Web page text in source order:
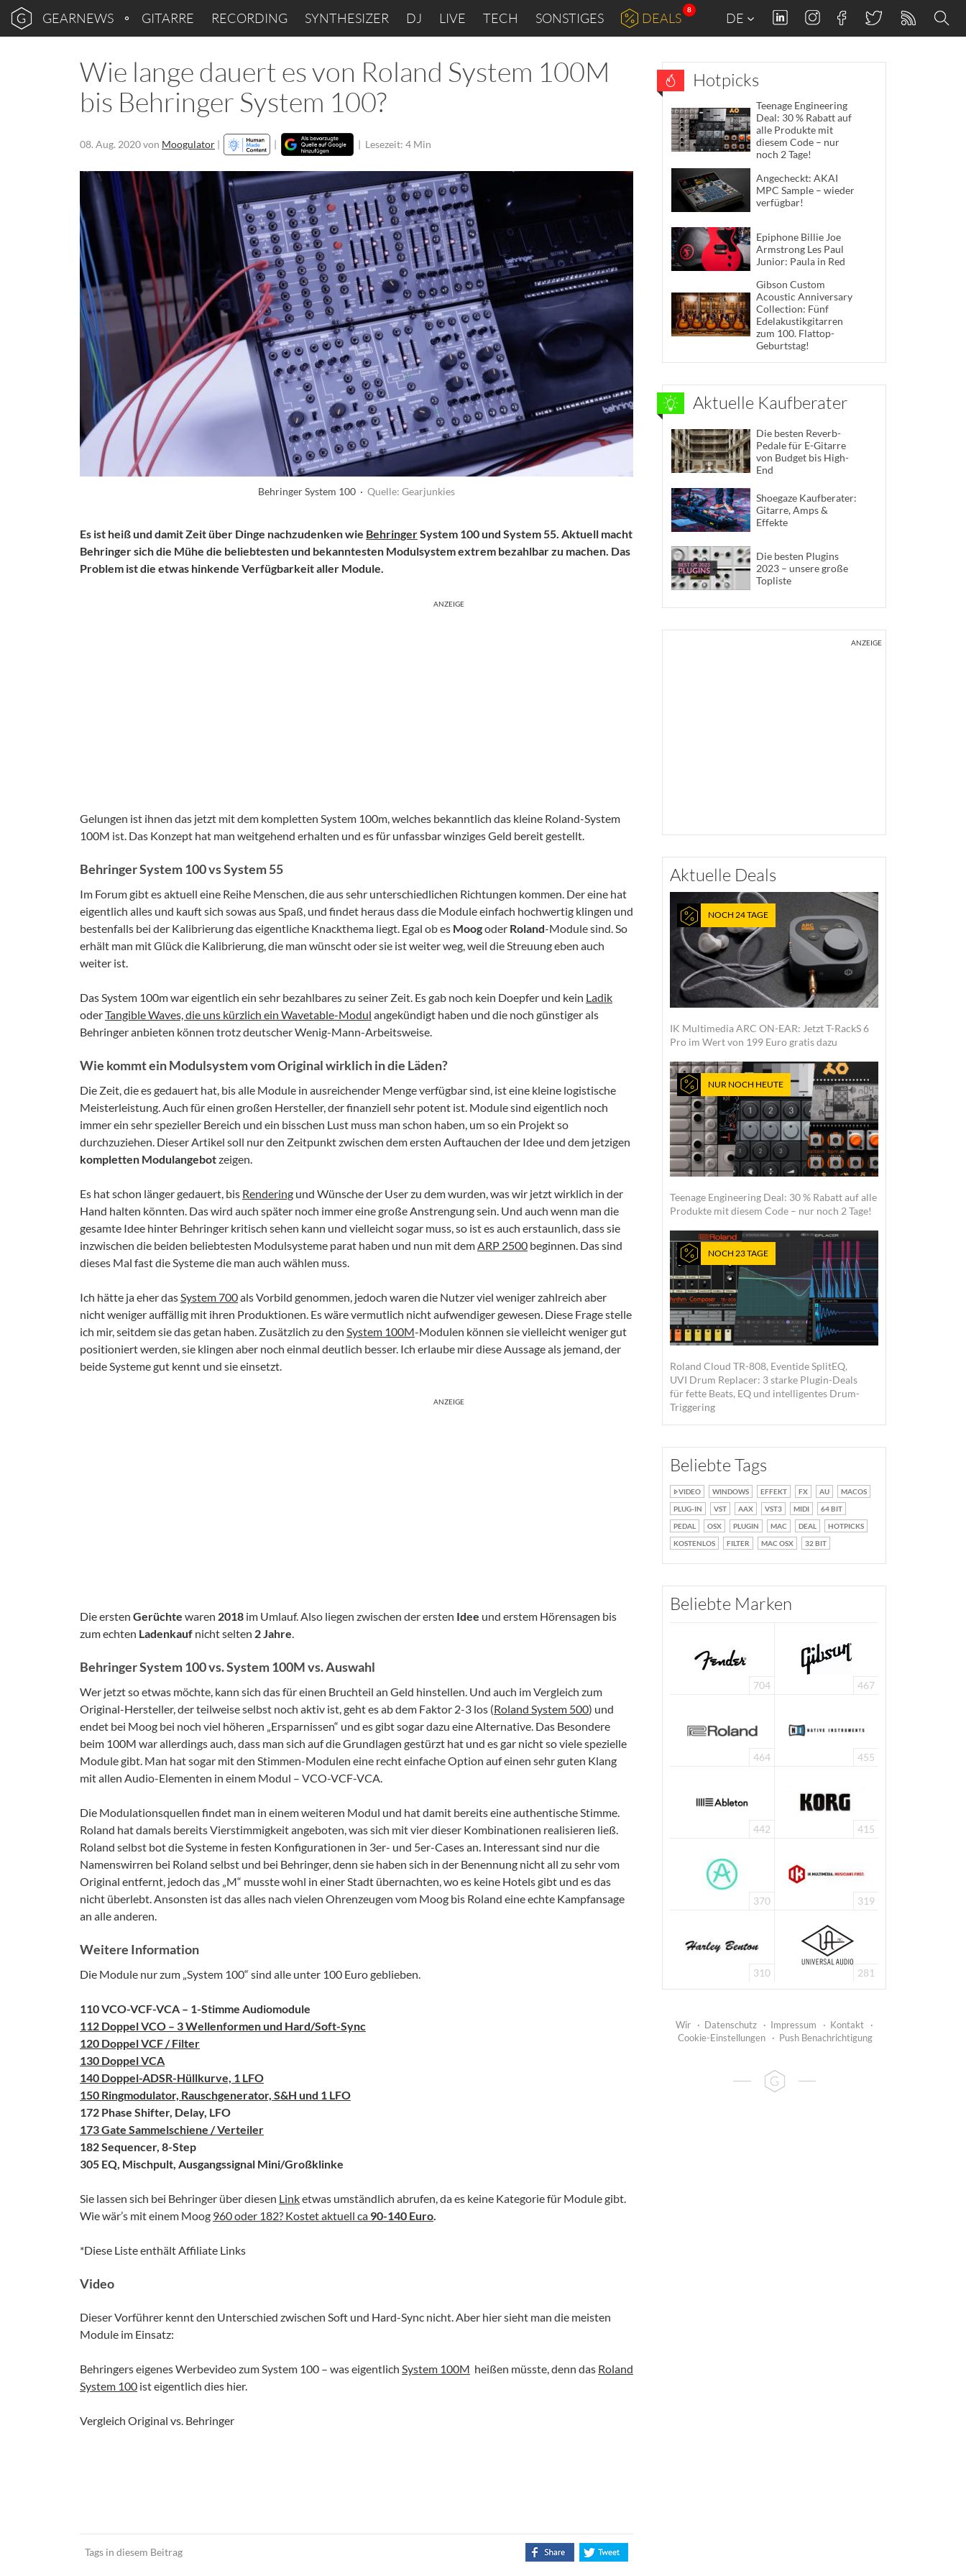
GEARNEWS GITARRE RECORDING SYNTHESIZER DJ LIVE TECH SONSTIGES DEALS
8
DE
Wie lange dauert es von Roland System 100M
bis Behringer System 100?
08. Aug. 2020von Moogulator | | | Lesezeit: 4 Min
Behringer System 100 · Quelle: Gearjunkies
Es ist heiß und damit Zeit über Dinge nachzudenken wie BehringerSystem 100 und System 55. Aktuell macht
Behringer sich die Mühe die beliebtesten und bekanntesten Modulsystem extrem bezahlbar zu machen. Das
Problem ist die etwas hinkende Verfügbarkeit aller Module.
ANZEIGE
Gelungen ist ihnen das jetzt mit dem kompletten System 100m, welches bekanntlich das kleine Roland-System
100M ist. Das Konzept hat man weitgehend erhalten und es für unfassbar winziges Geld bereit gestellt.
Behringer System 100 vs System 55
Im Forum gibt es aktuell eine Reihe Menschen, die aus sehr unterschiedlichen Richtungen kommen. Der eine hat
eigentlich alles und kauft sich sowas aus Spaß, und findet heraus dass die Module einfach hochwertig klingen und
bestenfalls bei der Kalibrierung das eigentliche Knackthema liegt. Egal ob es Moogoder Roland-Module sind. So
erhält man mit Glück die Kalibrierung, die man wünscht oder sie ist weiter weg, weil die Streuung eben auch
weiter ist.
Das System 100m war eigentlich ein sehr bezahlbares zu seiner Zeit. Es gab noch kein Doepfer und kein Ladik
oderTangible Waves, die uns kürzlich ein Wavetable-Modul angekündigt haben und die noch günstiger als
Behringer anbieten können trotz deutscher Wenig-Mann-Arbeitsweise.
Wie kommt ein Modulsystem vom Original wirklich in die Läden?
Die Zeit, die es gedauert hat, bis alle Module in ausreichender Menge verfügbar sind, ist eine kleine logistische
Meisterleistung. Auch für einen großen Hersteller, der finanziell sehr potent ist. Module sind eigentlich noch
immer ein sehr spezieller Bereich und ein bisschen Lust muss man schon haben, um so ein Projekt so
durchzuziehen. Dieser Artikel soll nur den Zeitpunkt zwischen dem ersten Auftauchen der Idee und dem jetzigen
kompletten Modulangebotzeigen.
Es hat schon länger gedauert, bis Rendering und Wünsche der User zu dem wurden, was wir jetzt wirklich in der
Hand halten könnten. Das wird auch später noch immer eine große Anstrengung sein. Und auch wenn man die
gesamte Idee hinter Behringer kritisch sehen kann und vielleicht sogar muss, so ist es auch erstaunlich, dass sie
inzwischen die beiden beliebtesten Modulsysteme parat haben und nun mit demARP 2500 beginnen. Das sind
dieses Mal fast die Systeme die man auch wählen muss.
Ich hätte ja eher dasSystem 700als Vorbild genommen, jedoch waren die Nutzer viel weniger zahlreich aber
nicht weniger auffällig mit ihren Produktionen. Es wäre vermutlich nicht aufwendiger gewesen. Diese Frage stelle
ich mir, seitdem sie das getan haben. Zusätzlich zu den System 100M-Modulen können sie vielleicht weniger gut
positioniert werden, sie klingen aber noch einmal deutlich besser. Ich erlaube mir diese Aussage als jemand, der
beide Systeme gut kennt und sie einsetzt.
ANZEIGE
Die ersten Gerüchte waren 2018 im Umlauf. Also liegen zwischen der ersten Idee und erstem Hörensagen bis
zum echten Ladenkauf nicht selten 2 Jahre.
Behringer System 100 vs. System 100M vs. Auswahl
Wer jetzt so etwas möchte, kann sich das für einen Bruchteil an Geld hinstellen. Und auch im Vergleich zum
Original-Hersteller, der teilweise selbst noch aktiv ist, geht es ab dem Faktor 2-3 los (Roland System 500) und
endet bei Moog bei noch viel höheren „Ersparnissen“ und es gibt sogar dazu eine Alternative. Das Besondere
beim 100M war allerdings auch, dass man sich auf die Grundlagen gestürzt hat und es gar nicht so viele spezielle
Module gibt. Man hat sogar mit den Stimmen-Modulen eine recht einfache Option auf einen sehr guten Klang
mit allen Audio-Elementen in einem Modul – VCO-VCF-VCA.
Die Modulationsquellen findet man in einem weiteren Modul und hat damit bereits eine authentische Stimme.
Roland hat damals bereits Vierstimmigkeit angeboten, was sich mit vier dieser Kombinationen realisieren ließ.
Roland selbst bot die Systeme in festen Konfigurationen in 3er- und 5er-Cases an. Interessant sind nur die
Namenswirren bei Roland selbst und bei Behringer, denn sie haben sich in der Benennung nicht all zu sehr vom
Original entfernt, jedoch das „M“ musste wohl in einer Stadt übernachten, wo es keine Hotels gibt und es das
nicht überlebt. Ansonsten ist das alles nach vielen Ohrenzeugen vom Moog bis Roland eine echte Kampfansage
an alle anderen.
Weitere Information
Die Module nur zum „System 100“ sind alle unter 100 Euro geblieben.
110 VCO-VCF-VCA – 1-Stimme Audiomodule
112 Doppel VCO – 3 Wellenformen und Hard/Soft-Sync
120 Doppel VCF / Filter
130 Doppel VCA
140 Doppel-ADSR-Hüllkurve, 1 LFO
150 Ringmodulator, Rauschgenerator, S&H und 1 LFO
172 Phase Shifter, Delay, LFO
173 Gate Sammelschiene / Verteiler
182 Sequencer, 8-Step
305 EQ, Mischpult, Ausgangssignal Mini/Großklinke
Sie lassen sich bei Behringer über diesen Linketwas umständlich abrufen, da es keine Kategorie für Module gibt.
Wie wär’s mit einem Moog 960 oder 182? Kostet aktuell ca 90-140 Euro.
*Diese Liste enthält Affiliate Links
Video
Dieser Vorführer kennt den Unterschied zwischen Soft und Hard-Sync nicht. Aber hier sieht man die meisten
Module im Einsatz:
Behringers eigenes Werbevideo zum System 100 – was eigentlich System 100M heißen müsste, denn das Roland
System 100 ist eigentlich dies hier.
Vergleich Original vs. Behringer
Tags in diesem Beitrag
Hotpicks
Teenage Engineering
Deal: 30 % Rabatt auf
alle Produkte mit
diesem Code – nur
noch 2 Tage!
Angecheckt: AKAI
MPC Sample – wieder
verfügbar!
Epiphone Billie Joe
Armstrong Les Paul
Junior: Paula in Red
Gibson Custom
Acoustic Anniversary
Collection: Fünf
Edelakustikgitarren
zum 100. Flattop-
Geburtstag!
Aktuelle Kaufberater
Die besten Reverb-
Pedale für E-Gitarre
von Budget bis High-
End
Shoegaze Kaufberater:
Gitarre, Amps &
Effekte
Die besten Plugins
2023 – unsere große
Topliste
ANZEIGE
Aktuelle Deals
NOCH 24 TAGE
IK Multimedia ARC ON-EAR: Jetzt T-RackS 6
Pro im Wert von 199 Euro gratis dazu
NUR NOCH HEUTE
Teenage Engineering Deal: 30 % Rabatt auf alle
Produkte mit diesem Code – nur noch 2 Tage!
NOCH 23 TAGE
Roland Cloud TR-808, Eventide SplitEQ,
UVI Drum Replacer: 3 starke Plugin-Deals
für fette Beats, EQ und intelligentes Drum-
Triggering
Beliebte Tags
VIDEO WINDOWS EFFEKT FX AU
MACOS
PLUG-IN
VST AAX VST3 MIDI
64 BIT
PEDAL
OSX PLUGIN MAC DEAL
HOTPICKS
KOSTENLOS
FILTER MAC OSX 32 BIT
Beliebte Marken
704 467
464 455
442 415
370 319
310 281
Wir · Datenschutz · Impressum · Kontakt
·
Cookie-Einstellungen
· Push Benachrichtigung